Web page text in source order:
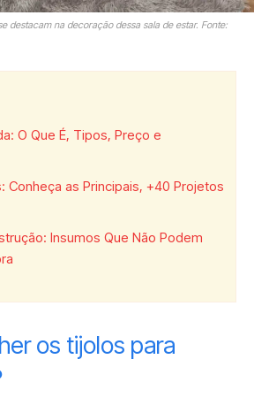
destacam na decoração dessa sala de estar. Fonte:
O Que É, Tipos, Preço e
Conheça as Principais, +40 Projetos
Insumos Que Não Podem
os tijolos para